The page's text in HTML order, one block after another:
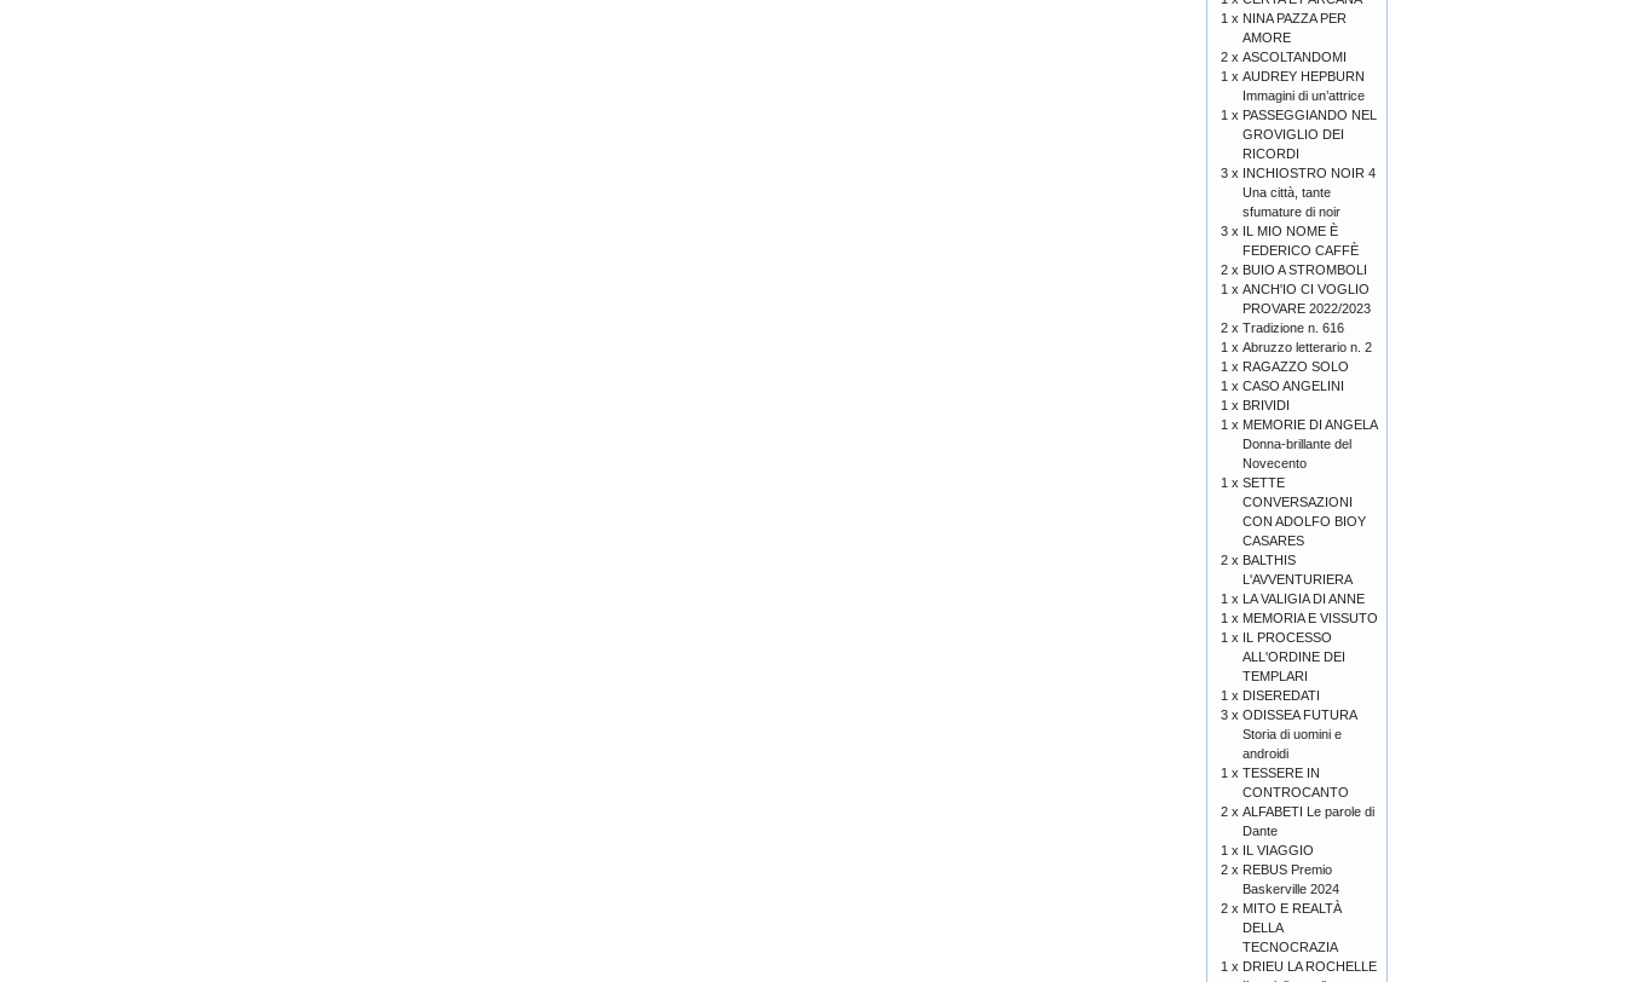
1 x NINA PAZZA PER
AMORE
2 x ASCOLTANDOMI
1 x AUDREY HEPBURN
Immagini di un’attrice
1 x PASSEGGIANDO NEL
GROVIGLIO DEI
RICORDI
3 x INCHIOSTRO NOIR 4
Una città, tante
sfumature di noir
3 x IL MIO NOME È
FEDERICO CAFFÈ
2 x BUIO A STROMBOLI
1 x ANCH'IO CI VOGLIO
PROVARE 2022/2023
2 x Tradizione n. 616
1 x Abruzzo letterario n. 2
1 x RAGAZZO SOLO
1 x CASO ANGELINI
1 x BRIVIDI
1 x MEMORIE DI ANGELA
Donna-brillante del
Novecento
1 x SETTE
CONVERSAZIONI
CON ADOLFO BIOY
CASARES
2 x BALTHIS
L'AVVENTURIERA
1 x LA VALIGIA DI ANNE
1 x MEMORIA E VISSUTO
1 x IL PROCESSO
ALL'ORDINE DEI
TEMPLARI
1 x DISEREDATI
3 x ODISSEA FUTURA
Storia di uomini e
androidi
1 x TESSERE IN
CONTROCANTO
2 x ALFABETI Le parole di
Dante
1 x IL VIAGGIO
2 x REBUS Premio
Baskerville 2024
2 x MITO E REALTÀ
DELLA
TECNOCRAZIA
1 x DRIEU LA ROCHELLE